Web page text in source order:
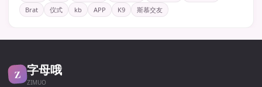
Brat
仪式 kb APP K9 斯慕交友
Z 字母哦
ZIMUO